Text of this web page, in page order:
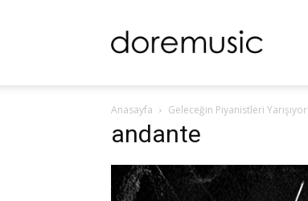
Blog
Anasayfa Geleceğin Piyanistleri Yarışıyor
andante